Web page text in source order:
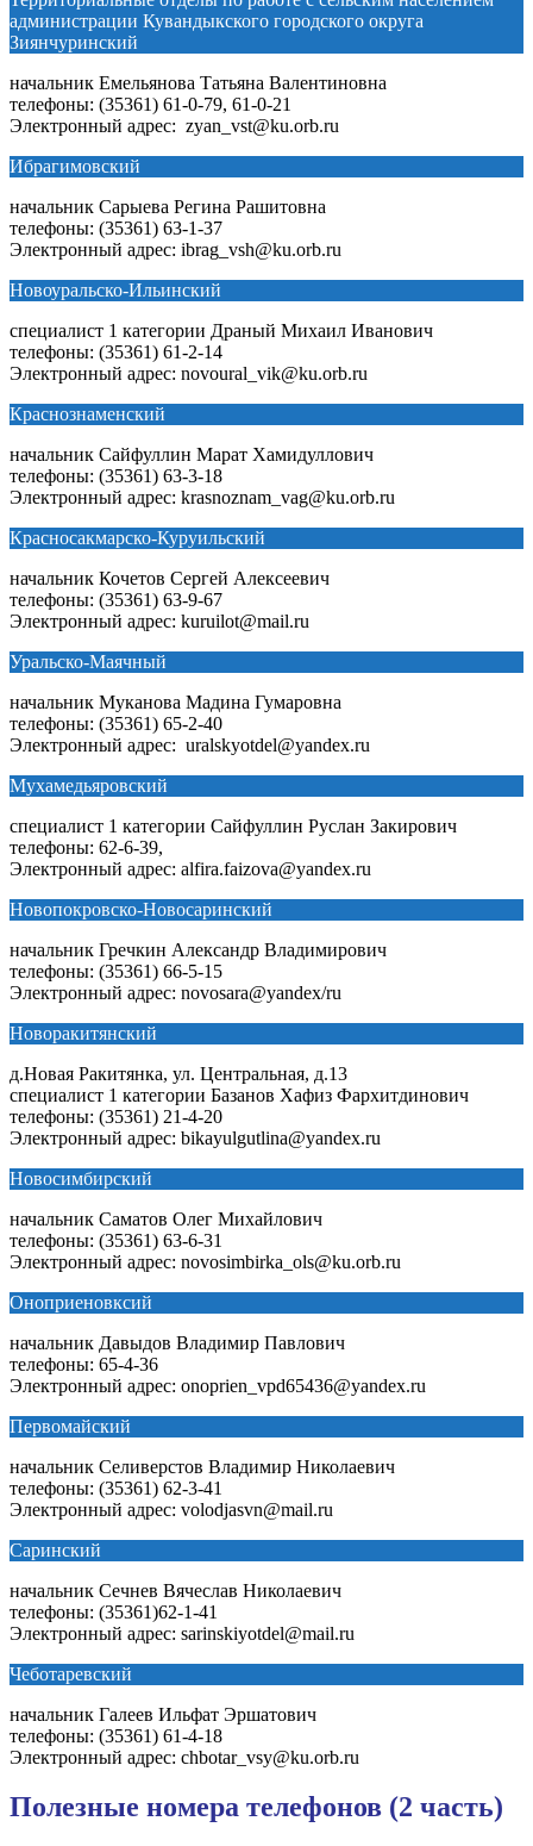
администрации Кувандыкского городского округа
Зиянчуринский
начальник Емельянова Татьяна Валентиновна
телефоны: (35361) 61-0-79, 61-0-21
Электронный адрес: zyan_vst@ku.orb.ru
Ибрагимовский
начальник Сарыева Регина Рашитовна
телефоны: (35361) 63-1-37
Электронный адрес: ibrag_vsh@ku.orb.ru
Новоуральско-Ильинский
специалист 1 категории Драный Михаил Иванович
телефоны: (35361) 61-2-14
Электронный адрес: novoural_vik@ku.orb.ru
Краснознаменский
начальник Сайфуллин Марат Хамидуллович
телефоны: (35361) 63-3-18
Электронный адрес: krasnoznam_vag@ku.orb.ru
Красносакмарско-Куруильский
начальник Кочетов Сергей Алексеевич
телефоны: (35361) 63-9-67
Электронный адрес: kuruilot@mail.ru
Уральско-Маячный
начальник Муканова Мадина Гумаровна
телефоны: (35361) 65-2-40
Электронный адрес: uralskyotdel@yandex.ru
Мухамедьяровский
специалист 1 категории Сайфуллин Руслан Закирович
телефоны: 62-6-39,
Электронный адрес: alfira.faizova@yandex.ru
Новопокровско-Новосаринский
начальник Гречкин Александр Владимирович
телефоны: (35361) 66-5-15
Электронный адрес: novosara@yandex/ru
Новоракитянский
д.Новая Ракитянка, ул. Центральная, д.13
специалист 1 категории Базанов Хафиз Фархитдинович
телефоны: (35361) 21-4-20
Электронный адрес: bikayulgutlina@yandex.ru
Новосимбирский
начальник Саматов Олег Михайлович
телефоны: (35361) 63-6-31
Электронный адрес: novosimbirka_ols@ku.orb.ru
Оноприеновксий
начальник Давыдов Владимир Павлович
телефоны: 65-4-36
Электронный адрес: onoprien_vpd65436@yandex.ru
Первомайский
начальник Селиверстов Владимир Николаевич
телефоны: (35361) 62-3-41
Электронный адрес: volodjasvn@mail.ru
Саринский
начальник Сечнев Вячеслав Николаевич
телефоны: (35361)62-1-41
Электронный адрес: sarinskiyotdel@mail.ru
Чеботаревский
начальник Галеев Ильфат Эршатович
телефоны: (35361) 61-4-18
Электронный адрес: chbotar_vsy@ku.orb.ru
Полезные номера телефонов (2 часть)